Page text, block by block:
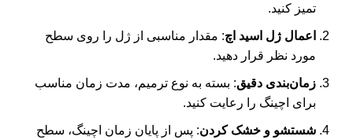
تمیز کنید.
اعمال ژل اسید اچ: مقدار مناسبی از ژل را روی سطح
مورد نظر قرار دهید.
زمان‌بندی دقیق: بسته به نوع ترمیم، مدت زمان مناسب
برای اچینگ را رعایت کنید.
شستشو و خشک کردن: پس از پایان زمان اچینگ، سطح